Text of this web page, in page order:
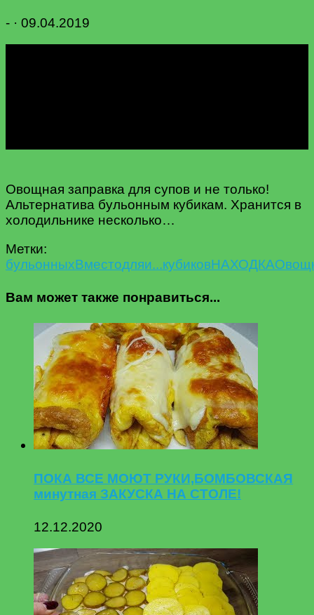
- · 09.04.2019
Овощная заправка для супов и не только!
Альтернатива бульонным кубикам. Хранится в
холодильнике несколько…
Метки:
бульонныхВместодляи...кубиковНАХОДКА
Вам может также понравиться...
ПОКА ВСЕ МОЮТ РУКИ,БОМБОВСКАЯ
минутная ЗАКУСКА НА СТОЛЕ!
12.12.2020